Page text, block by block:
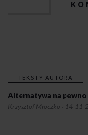
TEKSTY AUTORA
Alternatywa na
Krzysztof Mroczko · 14-11-